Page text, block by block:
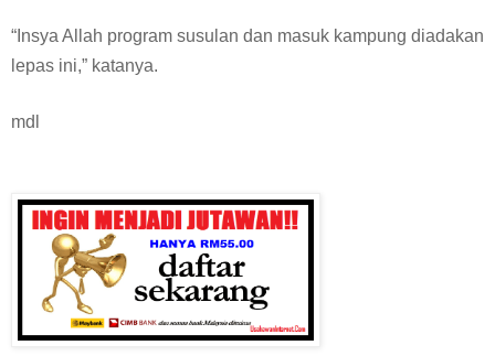
“Insya Allah program susulan dan masuk kampung diadakan
lepas ini,” katanya.
mdl